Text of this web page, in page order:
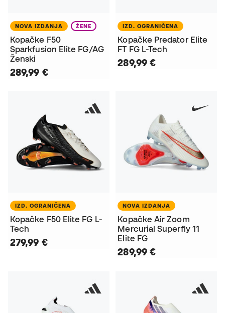
NOVA IZDANJA ŽENE
Kopačke F50
Sparkfusion Elite FG/AG
Ženski
289,99 €
IZD. OGRANIČENA
Kopačke Predator Elite
FT FG L-Tech
289,99 €
IZD. OGRANIČENA
Kopačke F50 Elite FG L-
Tech
279,99 €
NOVA IZDANJA
Kopačke Air Zoom
Mercurial Superfly 11
Elite FG
289,99 €